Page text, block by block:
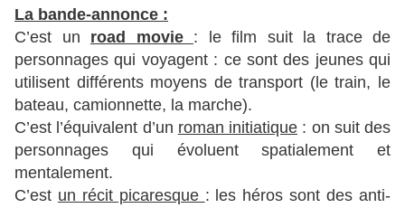
La bande-annonce :
C’est un road movie : le film suit la trace de
personnages qui voyagent : ce sont des jeunes qui
utilisent différents moyens de transport (le train, le
bateau, camionnette, la marche).
C’est l’équivalent d’un roman initiatique : on suit des
personnages qui évoluent spatialement et
mentalement.
C’est un récit picaresque : les héros sont des anti-